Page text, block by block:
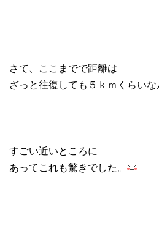
さて、ここまでで距離は
ざっと往復しても５ｋｍくらいな
すごい近いところに
あってこれも驚きでした。